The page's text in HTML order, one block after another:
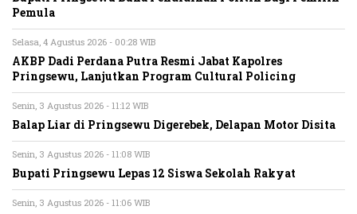
Pemula
Selasa, 4 Agustus 2026 - 00:28 WIB
AKBP Dadi Perdana Putra Resmi Jabat Kapolres
Pringsewu, Lanjutkan Program Cultural Policing
Senin, 3 Agustus 2026 - 11:12 WIB
Balap Liar di Pringsewu Digerebek, Delapan Motor Disita
Senin, 3 Agustus 2026 - 11:08 WIB
Bupati Pringsewu Lepas 12 Siswa Sekolah Rakyat
Senin, 3 Agustus 2026 - 11:06 WIB